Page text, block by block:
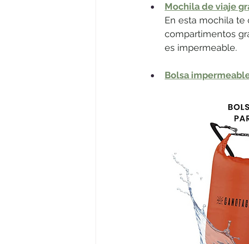
Mochila de viaje
En esta mochila te
compartimentos
es impermeable.
Bolsa